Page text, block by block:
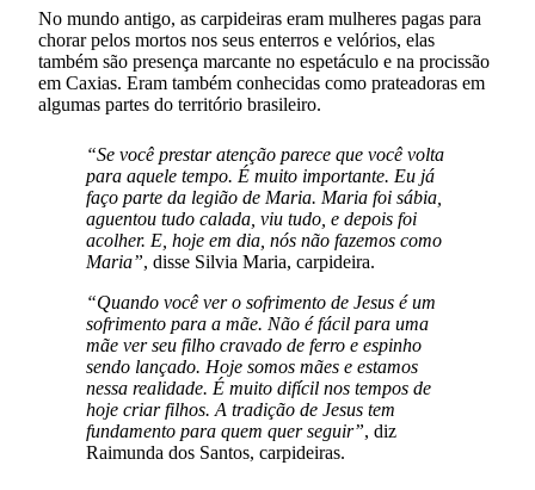
No mundo antigo, as carpideiras eram mulheres pagas para
chorar pelos mortos nos seus enterros e velórios, elas
também são presença marcante no espetáculo e na procissão
em Caxias. Eram também conhecidas como prateadoras em
algumas partes do território brasileiro.
“Se você prestar atenção parece que você volta
para aquele tempo. É muito importante. Eu já
faço parte da legião de Maria. Maria foi sábia,
aguentou tudo calada, viu tudo, e depois foi
acolher. E, hoje em dia, nós não fazemos como
Maria”, disse Silvia Maria, carpideira.
“Quando você ver o sofrimento de Jesus é um
sofrimento para a mãe. Não é fácil para uma
mãe ver seu filho cravado de ferro e espinho
sendo lançado. Hoje somos mães e estamos
nessa realidade. É muito difícil nos tempos de
hoje criar filhos. A tradição de Jesus tem
fundamento para quem quer seguir”, diz
Raimunda dos Santos, carpideiras.